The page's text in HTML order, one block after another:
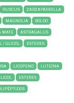
RUSCUS ZARZAPARRILLA
MAGNOLIA BOLDO
MATE ASTRAGALUS
/ GLICOL ESTERES
LICOPENO LUTEÍNA
ESTERES